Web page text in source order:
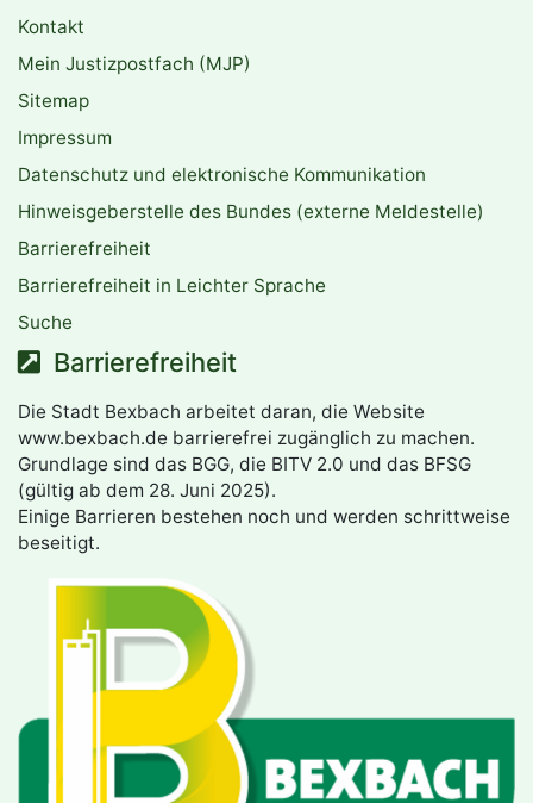
Kontakt
Mein Justizpostfach (MJP)
Sitemap
Impressum
Datenschutz und elektronische Kommunikation
Hinweisgeberstelle des Bundes (externe Meldestelle)
Barrierefreiheit
Barrierefreiheit in Leichter Sprache
Suche
Barrierefreiheit
Die Stadt Bexbach arbeitet daran, die Website
www.bexbach.de barrierefrei zugänglich zu machen.
Grundlage sind das BGG, die BITV 2.0 und das BFSG
(gültig ab dem 28. Juni 2025).
Einige Barrieren bestehen noch und werden schrittweise
beseitigt.